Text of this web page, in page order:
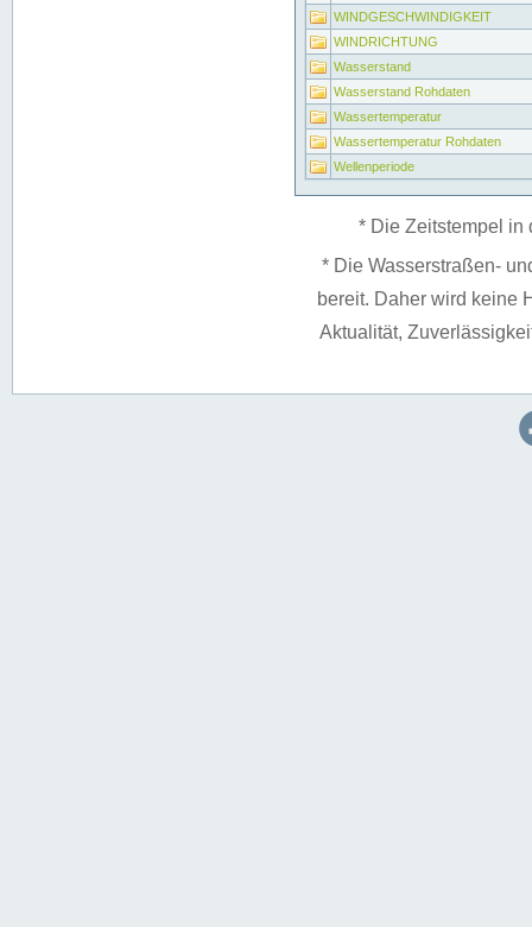
WINDGESCHWINDIGKEIT
WINDRICHTUNG
Wasserstand
Wasserstand Rohdaten
Wassertemperatur
Wassertemperatur Rohdaten
Wellenperiode
* Die Zeitstempel in
* Die Wasserstraßen-
bereit. Daher wird keine
Aktualität,